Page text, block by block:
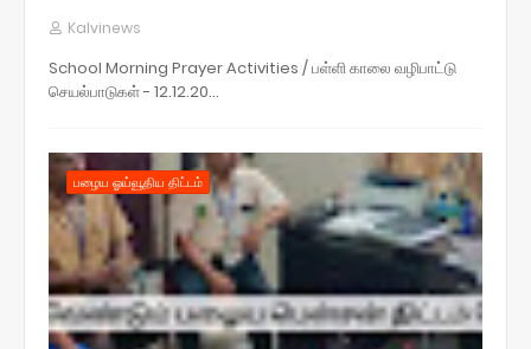
Kalvinews
School Morning Prayer Activities / பள்ளி காலை வழிபாட்டு
செயல்பாடுகள் - 12.12.20…
பழைய ஓய்வூதிய திட்டம்